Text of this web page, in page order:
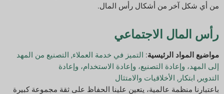
من أي شكل آخر من أشكال رأس المال.
رأس المال الاجتماعي
مواضيع المواد الرئيسية: التميز في خدمة العملاء, التصنيع من المهد
إلى المهد، وإعادة التصنيع، وإعادة الاستخدام، وإعادة
التدوير , ابتكار , الأخلاقيات والامتثال
باعتبارنا منظمة عالمية، يتعين علينا الحفاظ على ثقة مجموعة كبيرة